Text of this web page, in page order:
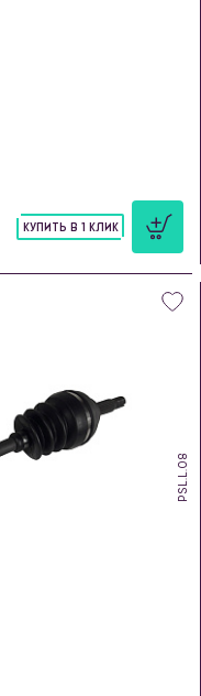
КУПИТЬ В 1 КЛИК
PSL.L.08